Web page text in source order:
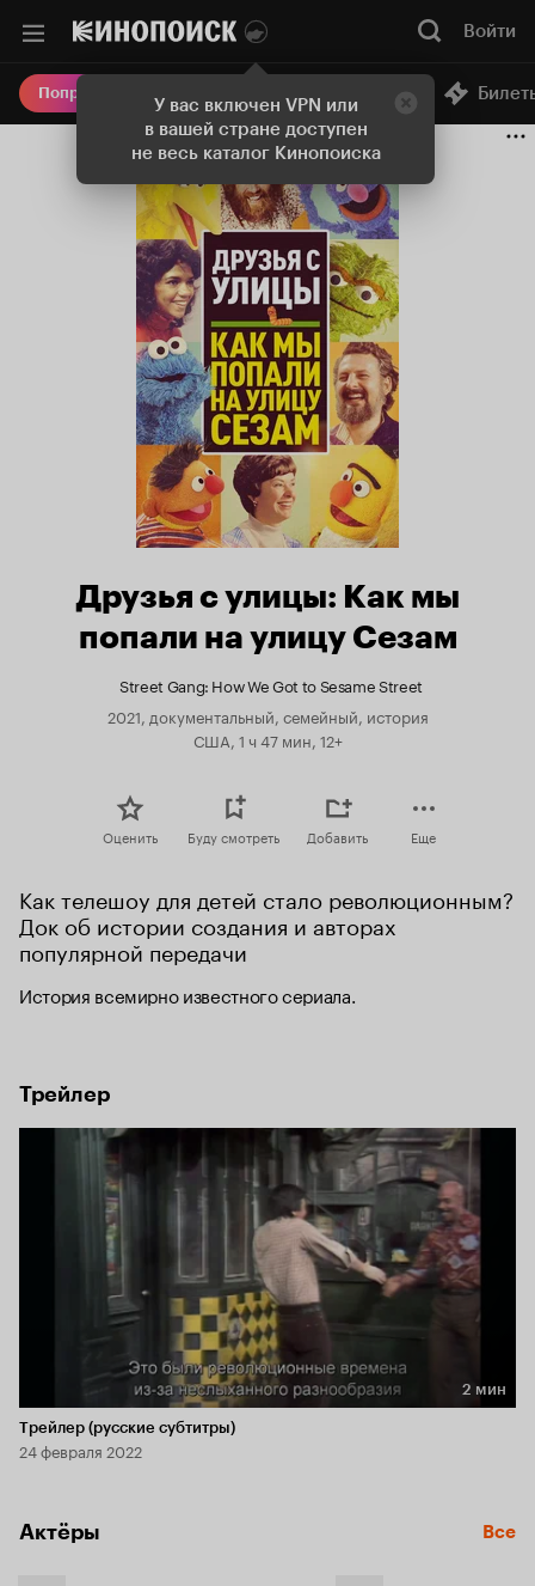
У вас включен VPN или
в вашей стране доступен
не весь каталог Кинопоиска
Войти
Попробовать Плюс Онлайн-кинотеатр
Друзья с улицы: Как мы
попали на улицу Сезам
Street Gang: How We Got to Sesame Street
2021, документальный, семейный, история
США, 1 ч 47 мин, 12+
Оценить Буду смотреть Добавить Еще
Как телешоу для детей стало революционным?
Док об истории создания и авторах
популярной передачи
История всемирно известного сериала.
Трейлер
Длительность 2 мин
2 мин
Трейлер (русские субтитры)
24 февраля 2022
Актёры Все